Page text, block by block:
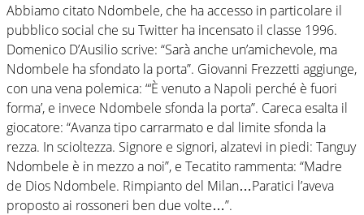
Abbiamo citato Ndombele, che ha accesso in particolare il
pubblico social che su Twitter ha incensato il classe 1996.
Domenico D’Ausilio scrive: “Sarà anche un’amichevole, ma
Ndombele ha sfondato la porta”. Giovanni Frezzetti aggiunge,
con una vena polemica: “‘È venuto a Napoli perché è fuori
forma’, e invece Ndombele sfonda la porta”. Careca esalta il
giocatore: “Avanza tipo carrarmato e dal limite sfonda la
rezza. In scioltezza. Signore e signori, alzatevi in piedi: Tanguy
Ndombele è in mezzo a noi”, e Tecatito rammenta: “Madre
de Dios Ndombele. Rimpianto del Milan…Paratici l’aveva
proposto ai rossoneri ben due volte…”.